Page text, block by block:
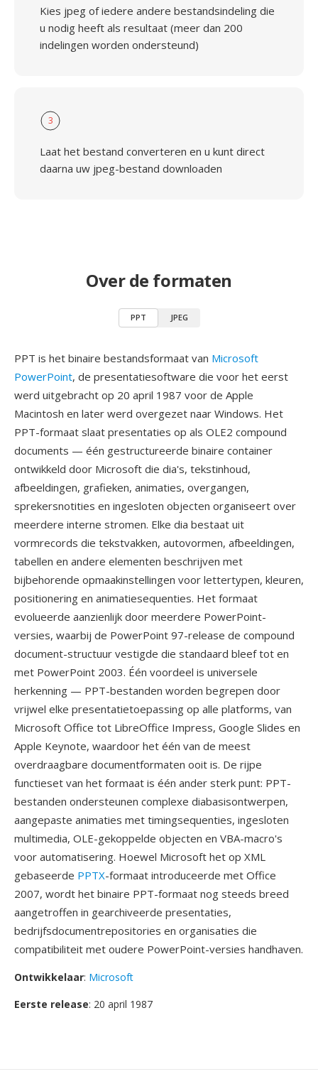
Kies jpeg of iedere andere bestandsindeling die
u nodig heeft als resultaat (meer dan 200
indelingen worden ondersteund)
3
Laat het bestand converteren en u kunt direct
daarna uw jpeg-bestand downloaden
Over de formaten
PPT JPEG
PPT is het binaire bestandsformaat van Microsoft
PowerPoint, de presentatiesoftware die voor het eerst
werd uitgebracht op 20 april 1987 voor de Apple
Macintosh en later werd overgezet naar Windows. Het
PPT-formaat slaat presentaties op als OLE2 compound
documents — één gestructureerde binaire container
ontwikkeld door Microsoft die dia's, tekstinhoud,
afbeeldingen, grafieken, animaties, overgangen,
sprekersnotities en ingesloten objecten organiseert over
meerdere interne stromen. Elke dia bestaat uit
vormrecords die tekstvakken, autovormen, afbeeldingen,
tabellen en andere elementen beschrijven met
bijbehorende opmaakinstellingen voor lettertypen, kleuren,
positionering en animatiesequenties. Het formaat
evolueerde aanzienlijk door meerdere PowerPoint-
versies, waarbij de PowerPoint 97-release de compound
document-structuur vestigde die standaard bleef tot en
met PowerPoint 2003. Één voordeel is universele
herkenning — PPT-bestanden worden begrepen door
vrijwel elke presentatietoepassing op alle platforms, van
Microsoft Office tot LibreOffice Impress, Google Slides en
Apple Keynote, waardoor het één van de meest
overdraagbare documentformaten ooit is. De rijpe
functieset van het formaat is één ander sterk punt: PPT-
bestanden ondersteunen complexe diabasisontwerpen,
aangepaste animaties met timingsequenties, ingesloten
multimedia, OLE-gekoppelde objecten en VBA-macro's
voor automatisering. Hoewel Microsoft het op XML
gebaseerde PPTX-formaat introduceerde met Office
2007, wordt het binaire PPT-formaat nog steeds breed
aangetroffen in gearchiveerde presentaties,
bedrijfsdocumentrepositories en organisaties die
compatibiliteit met oudere PowerPoint-versies handhaven.
Ontwikkelaar: Microsoft
Eerste release: 20 april 1987